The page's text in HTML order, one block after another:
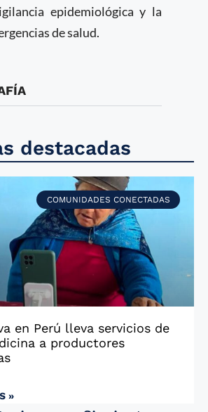
epidemiológica y la
de salud.
destacadas
COMUNIDADES CONECTADAS
en Perú lleva servicios de
a productores
»